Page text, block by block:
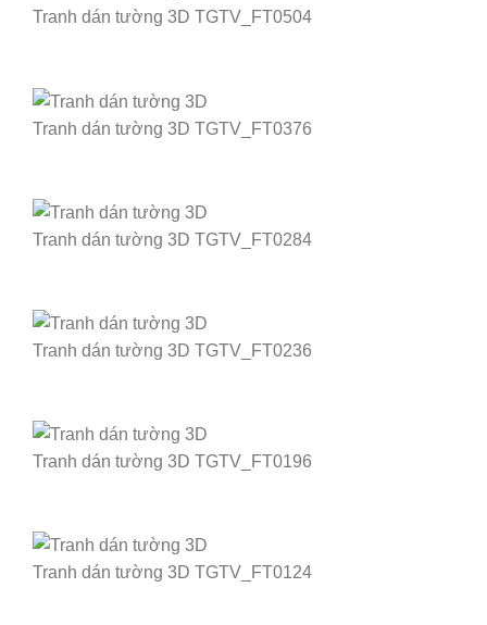
Tranh dán tường 3D TGTV_FT0504
Tranh dán tường 3D TGTV_FT0376
Tranh dán tường 3D TGTV_FT0284
Tranh dán tường 3D TGTV_FT0236
Tranh dán tường 3D TGTV_FT0196
Tranh dán tường 3D TGTV_FT0124